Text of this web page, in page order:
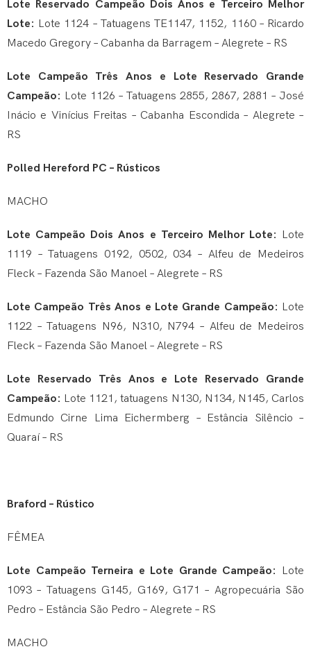
Lote Reservado Campeão Dois Anos e Terceiro Melhor
Lote: Lote 1124 – Tatuagens TE1147, 1152, 1160 – Ricardo
Macedo Gregory – Cabanha da Barragem – Alegrete – RS
Lote Campeão Três Anos e Lote Reservado Grande
Campeão: Lote 1126 – Tatuagens 2855, 2867, 2881 – José
Inácio e Vinícius Freitas – Cabanha Escondida – Alegrete –
RS
Polled Hereford PC – Rústicos
MACHO
Lote Campeão Dois Anos e Terceiro Melhor Lote: Lote
1119 – Tatuagens 0192, 0502, 034 – Alfeu de Medeiros
Fleck – Fazenda São Manoel – Alegrete – RS
Lote Campeão Três Anos e Lote Grande Campeão: Lote
1122 – Tatuagens N96, N310, N794 – Alfeu de Medeiros
Fleck – Fazenda São Manoel – Alegrete – RS
Lote Reservado Três Anos e Lote Reservado Grande
Campeão: Lote 1121, tatuagens N130, N134, N145, Carlos
Edmundo Cirne Lima Eichermberg – Estância Silêncio –
Quaraí – RS
Braford – Rústico
FÊMEA
Lote Campeão Terneira e Lote Grande Campeão: Lote
1093 – Tatuagens G145, G169, G171 – Agropecuária São
Pedro – Estância São Pedro – Alegrete – RS
MACHO